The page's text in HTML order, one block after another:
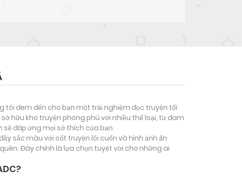
tôi đem đến cho bạn một trải nghiệm đọc truyện tối
hữu kho truyện phong phú với nhiều thể loại, từ đam
sẽ đáp ứng mọi sở thích của bạn.
sắc màu với cốt truyện lôi cuốn và hình ảnh ấn
Đây chính là lựa chọn tuyệt vời cho những ai